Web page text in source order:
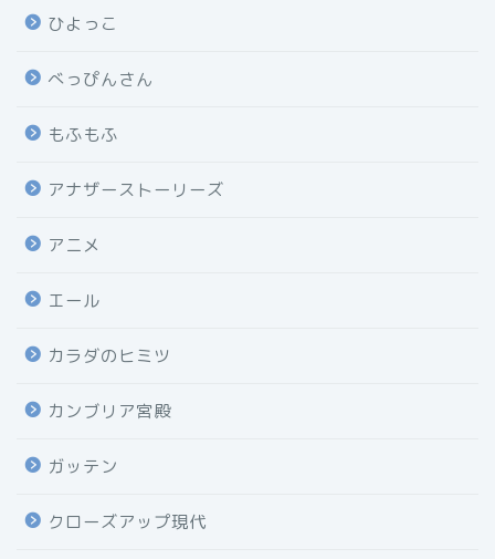
ひよっこ
べっぴんさん
もふもふ
アナザーストーリーズ
アニメ
エール
カラダのヒミツ
カンブリア宮殿
ガッテン
クローズアップ現代